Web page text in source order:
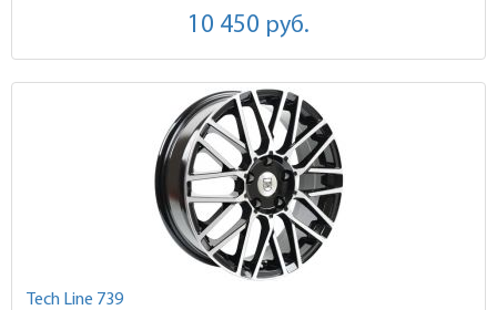
10 450 руб.
Tech Line 739